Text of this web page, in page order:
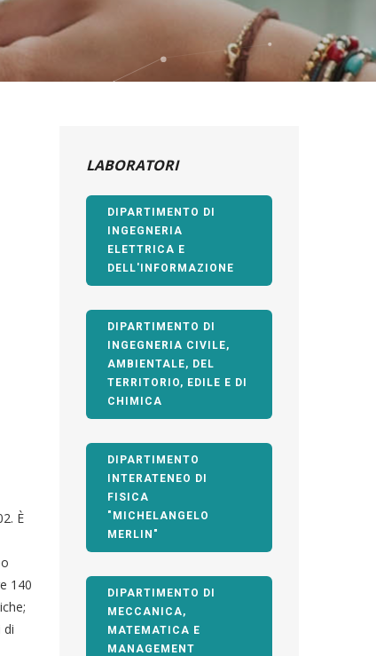
È
140
di
LABORATORI
DIPARTIMENTO DI
INGEGNERIA
ELETTRICA E
DELL'INFORMAZIONE
DIPARTIMENTO DI
INGEGNERIA CIVILE,
AMBIENTALE, DEL
TERRITORIO, EDILE E DI
CHIMICA
DIPARTIMENTO
INTERATENEO DI
FISICA
"MICHELANGELO
MERLIN"
DIPARTIMENTO DI
MECCANICA,
MATEMATICA E
MANAGEMENT